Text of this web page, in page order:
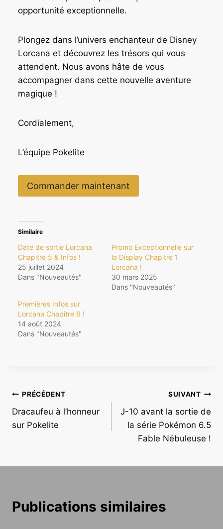
opportunité exceptionnelle.
Plongez dans l’univers enchanteur de Disney
Lorcana et découvrez les trésors qui vous
attendent. Nous avons hâte de vous
accompagner dans cette nouvelle aventure
magique !
Cordialement,
L’équipe Pokelite
Commander maintenant
Similaire
Date de sortie Lorcana
Chapitre 5 & Infos !
25 juillet 2024
Dans "Nouveautés"
Promo Exceptionnelle sur
la Display Chapitre 1
Lorcana !
30 mars 2025
Dans "Nouveautés"
Premières Infos sur
Lorcana Chapitre 6 !
14 août 2024
Dans "Nouveautés"
Navigation
de
PRÉCÉDENT
Dracaufeu à l’honneur
sur Pokelite
SUIVANT
J-10 avant la sortie de
la série Pokémon 6.5
Fable Nébuleuse !
Publications similaires